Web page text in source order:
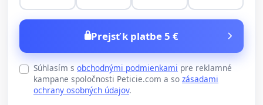
Prejsť k platbe 5 €
Súhlasím s obchodnými podmienkami pre reklamné
kampane spoločnosti Peticie.com a so zásadami
ochrany osobných údajov.